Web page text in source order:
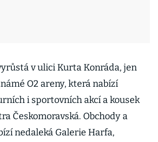
v ulici Kurta Konráda, jen
O2 areny, která nabízí
i sportovních akcí a kousek
Českomoravská. Obchody a
nedaleká Galerie Harfa,